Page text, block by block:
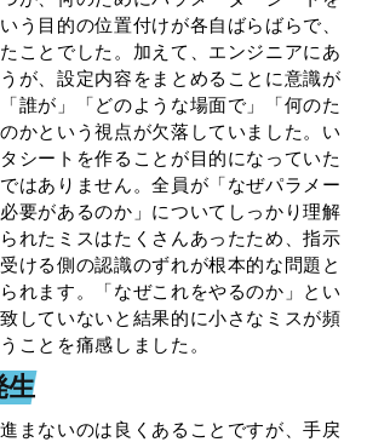
う目的の位置付けが各自ばらばらで、
ことでした。加えて、エンジニアにあ
が、設定内容をまとめることに意識が
誰が」「どのような場面で」「何のた
かという視点が欠落していました。い
シートを作ることが目的になっていた
はありません。全員が「なぜパラメー
要があるのか」についてしっかり理解
れたミスはたくさんあったため、指示
ける側の認識のずれが根本的な問題と
れます。「なぜこれをやるのか」とい
していないと結果的に小さなミスが頻
ことを痛感しました。
生
まないのは良くあることですが、手戻